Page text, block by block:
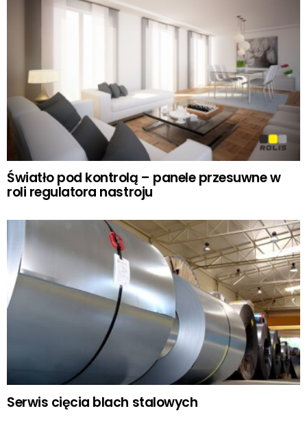
Światło pod kontrolą – panele przesuwne w
roli regulatora nastroju
Serwis cięcia blach stalowych